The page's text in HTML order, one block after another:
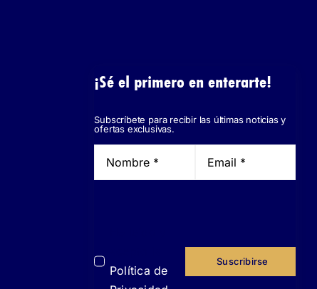
¡Sé el primero en enterarte!
Subscríbete para recibir las últimas noticias y
ofertas exclusivas.
Política de
Suscribirse